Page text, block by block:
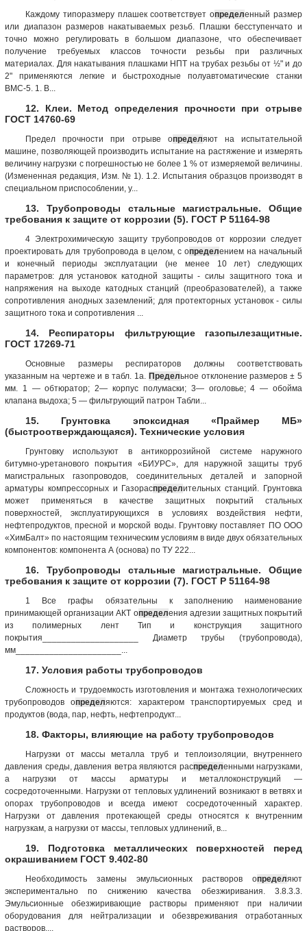
Каждому типоразмеру плашек соответствует определенный размер
или диапазон размеров накатываемых резьб. Плашки бесступенчато и
точно можно регулировать в большом диапазоне, что обеспечивает
получение требуемых классов точности резьбы при различных
материалах. Для накатывания плашками НПТ на трубах резьбы от ½" и до
2" применяются легкие и быстроходные полуавтоматические станки
ВМС-5. 1. В...
12. Клеи. Метод определения прочности при отрыве
ГОСТ 14760-69
Предел прочности при отрыве определяют на испытательной
машине, позволяющей производить испытание на растяжение и измерять
величину нагрузки с погрешностью не более 1 % от измеряемой величины.
(Измененная редакция, Изм. № 1). 1.2. Испытания образцов производят в
специальном приспособлении, у...
13. Трубопроводы стальные магистральные. Общие
требования к защите от коррозии (5). ГОСТ Р 51164-98
4 Электрохимическую защиту трубопроводов от коррозии следует
проектировать для трубопровода в целом, с определением на начальный
и конечный периоды эксплуатации (не менее 10 лет) следующих
параметров: для установок катодной защиты - силы защитного тока и
напряжения на выходе катодных станций (преобразователей), а также
сопротивления анодных заземлений; для протекторных установок - силы
защитного тока и сопротивления ...
14. Респираторы фильтрующие газопылезащитные.
ГОСТ 17269-71
Основные размеры респираторов должны соответствовать
указанным на чертеже и в табл. 1а. Предельнoe отклонение размеров ± 5
мм. 1 — обтюратор; 2— корпус полумаски; 3— оголовье; 4 — обойма
клапана выдоха; 5 — фильтрующий патрон Tабли...
15. Грунтовка эпоксидная «Праймер МБ»
(быстроотверждающаяся). Технические условия
Грунтовку используют в антикоррозийной системе наружного
битумно-уретанового покрытия «БИУРС», для наружной защиты труб
магистральных газопроводов, соединительных деталей и запорной
арматуры компрессорных и Газораспределительных станций. Грунтовка
может применяться в качестве защитных покрытий стальных
поверхностей, эксплуатирующихся в условиях воздействия нефти,
нефтепродуктов, пресной и морской воды. Грунтовку поставляет ПО ООО
«ХимБалт» по настоящим техническим условиям в виде двух обязательных
компонентов: компонента А (основа) по ТУ 222...
16. Трубопроводы стальные магистральные. Общие
требования к защите от коррозии (7). ГОСТ Р 51164-98
1 Все графы обязательны к заполнению наименование
принимающей организации АКТ определения адгезии защитных покрытий
из полимерных лент Тип и конструкция защитного
покрытия____________________ Диаметр трубы (трубопровода),
мм______________________...
17. Условия работы трубопроводов
Сложность и трудоемкость изготовления и монтажа технологических
трубопроводов определяются: характером транспортируемых сред и
продуктов (вода, пар, нефть, нефтепродукт...
18. Факторы, влияющие на работу трубопроводов
Нагрузки от массы металла труб и теплоизоляции, внутреннего
давления среды, давления ветра являются распределенными нагрузками,
a нагрузки от массы арматуры и металлоконструкций —
сосредоточенными. Нагрузки от тепловых удлинений возникают в ветвях и
опорах трубопроводов и всегда имеют сосредоточенный характер.
Нагрузки от давления протекающей среды относятся к внутренним
нагрузкам, а нагрузки от массы, тепловых удлинений, в...
19. Подготовка металлических поверхностей перед
окрашиванием ГОСТ 9.402-80
Необходимость замены эмульсионных растворов определяют
экспериментально по снижению качества обезжиривания. 3.8.3.3.
Эмульсионные обезжиривающие растворы применяют при наличии
оборудования для нейтрализации и обезвреживания отработанных
растворов....